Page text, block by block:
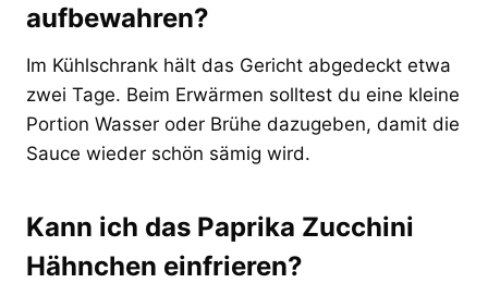
aufbewahren?
Im Kühlschrank hält das Gericht abgedeckt etwa
zwei Tage. Beim Erwärmen solltest du eine kleine
Portion Wasser oder Brühe dazugeben, damit die
Sauce wieder schön sämig wird.
Kann ich das Paprika Zucchini
Hähnchen einfrieren?